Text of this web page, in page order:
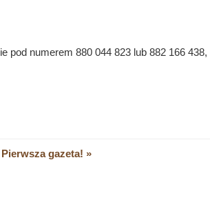
pod numerem 880 044 823 lub 882 166
Pierwsza gazeta! »